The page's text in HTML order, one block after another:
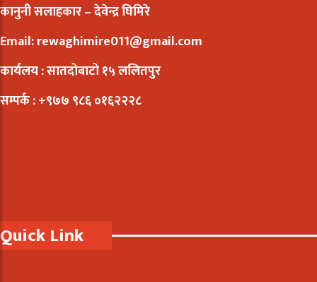
कानुनी सलाहकार – देवेन्द्र घिमिरे
Email: rewaghimire011@gmail.com
कार्यलय : सातदोबाटो १५ ललितपुर
सम्पर्क : +९७७ ९८६ ०१६२२२८
Quick Link